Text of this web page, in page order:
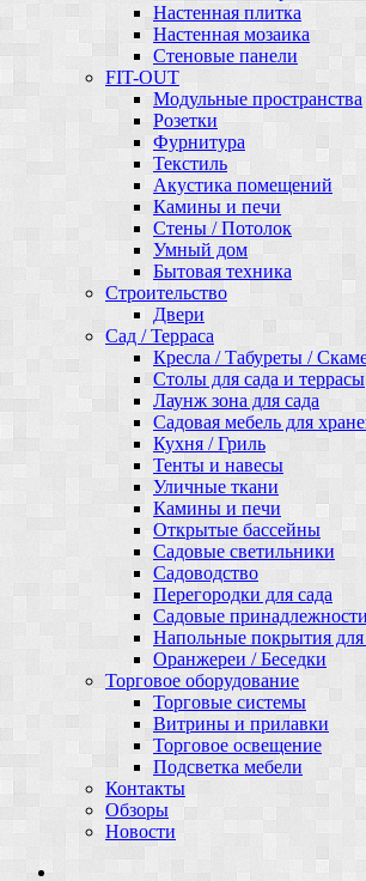
Настенная плитка
Настенная мозаика
Стеновые панели
FIT-OUT
Модульные пространства
Розетки
Фурнитура
Текстиль
Акустика помещений
Камины и печи
Стены / Потолок
Умный дом
Бытовая техника
Строительство
Двери
Сад / Терраса
Кресла / Табуреты /
Столы для сада и террасы
Лаунж зона для сада
Садовая мебель для
Кухня / Гриль
Тенты и навесы
Уличные ткани
Камины и печи
Открытые бассейны
Садовые светильники
Садоводство
Перегородки для сада
Садовые принадлежности
Напольные покрытия для
Оранжереи / Беседки
Торговое оборудование
Торговые системы
Витрины и прилавки
Торговое освещение
Подсветка мебели
Контакты
Обзоры
Новости